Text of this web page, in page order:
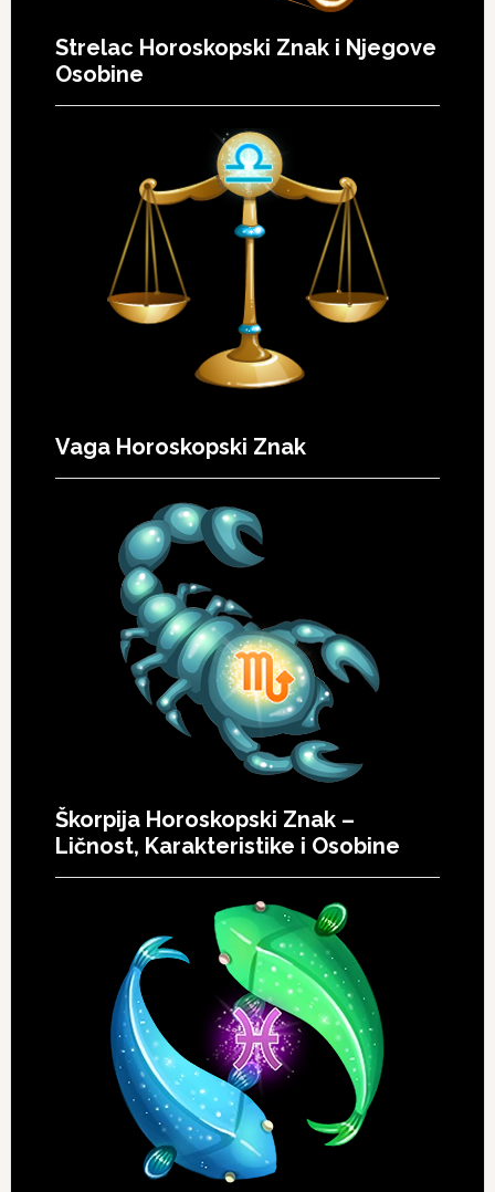
Strelac Horoskopski Znak i Njegove
Osobine
Vaga Horoskopski Znak
Škorpija Horoskopski Znak –
Ličnost, Karakteristike i Osobine